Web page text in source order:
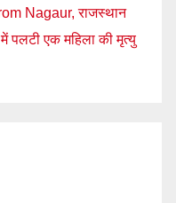
Nagaur, राजस्थान
में पलटी एक महिला की मृत्यु